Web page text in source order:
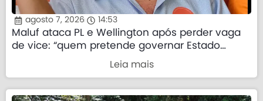
agosto 7, 2026 14:53
Maluf ataca PL e Wellington após perder vaga
de vice: “quem pretende governar Estado
precisa demonstrar que sua palavra tem valor”
Leia mais